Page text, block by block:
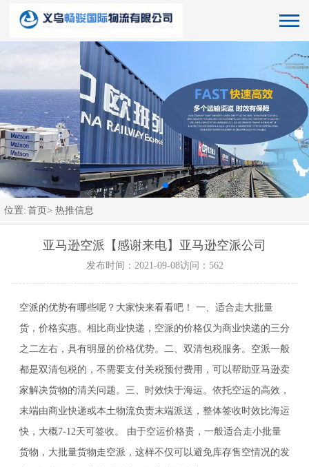
位置: 首页> 热推信息
亚马逊空派【感谢来电】亚马逊空派公司
发布时间：2021-09-08访问：562
空派的优势有哪些呢？大家快来看看吧！ 一、适合走大批量
货，价格实惠。相比商业快递，空派的价格仅为商业快递的三分
之二左右，具有明显的价格优势。二、双清包税服务。空派一般
都是双清包税的，不需要支付关税预付费用，可以帮助亚马逊卖
家解决货物的清关问题。三、时效快于海运。依托空运的高效，
末端由商业快递或本土物流负责末端派送，整体签收时效比海运
快，大概7-12天可签收。 由于空运价格贵，一般适合走小批量
货物，大批量货物走空派，这样不仅可以避免库存售空情况的发